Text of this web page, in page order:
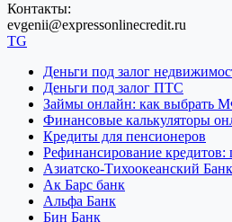
Контакты:
evgenii@expressonlinecredit.ru
TG
Деньги под залог
Деньги под залог ПТС
Займы онлайн: как выбрать
Финансовые калькуляторы
Кредиты для пенсионеров
Рефинансирование кредитов:
Азиатско-Тихоокеанский Банк
Ак Барс банк
Альфа Банк
Бин Банк